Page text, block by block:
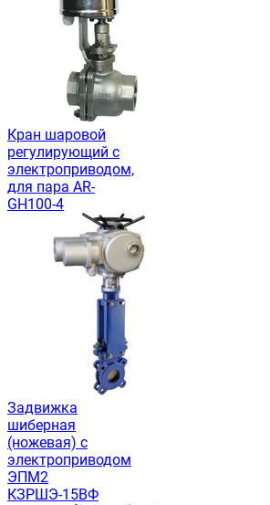
Кран шаровой
регулирующий с
электроприводом,
для пара AR-
GH100-4
Задвижка
шиберная
(ножевая) c
электроприводом
ЭПМ2
КЗРШЭ-15ВФ